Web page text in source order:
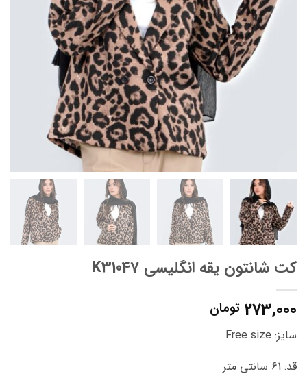
کت شانتون یقه انگلیسی K31047
273,000 تومان
سایز: Free size
قد: 61 سانتی متر